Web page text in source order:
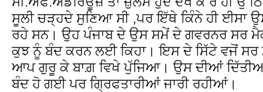
ਸੂਲੀ ਚੜ੍ਹਦੇ ਸੁਣਿਆ ਸੀ ,ਪਰ ਇੱਥੇ ਕਿੰਨੇ ਹੀ ਈਸਾ
ਰਹੇ ਸਨ। ਉਹ ਪੰਜਾਬ ਦੇ ਉਸ ਸਮੇਂ ਦੇ ਗਵਰਨਰ ਸਰ
ਕੁਝ ਨੂੰ ਬੰਦ ਕਰਨ ਲਈ ਕਿਹਾ। ਇਸ ਦੇ ਸਿੱਟੇ ਵਜੋਂ
ਆਪ ਗੁਰੂ ਕੇ ਬਾਗ਼ ਵਿਖੇ ਪੁੱਜਿਆ। ਉਸ ਦੀਆਂ ਦਿੱਤੀਆਂ
ਬੰਦ ਹੋ ਗਈ ਪਰ ਗ੍ਰਿਫਤਾਰੀਆਂ ਜਾਰੀ ਰਹੀਆਂ।